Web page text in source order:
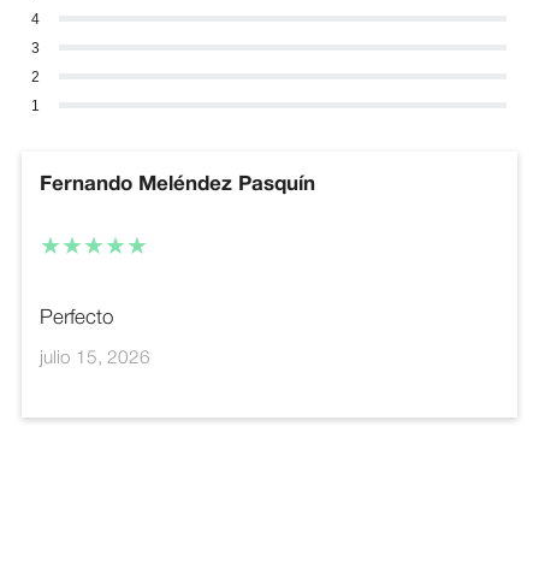
4
3
2
1
Fernando Meléndez Pasquín
★★★★★
Perfecto
julio 15, 2026